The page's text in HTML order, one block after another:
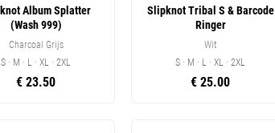
Album Splatter
(Wash 999)
Charcoal Grijs
S · M · L · XL · 2XL
€ 23.50
Slipknot Tribal S & Barcode
Ringer
Wit
S · M · L · XL · 2XL
€ 25.00